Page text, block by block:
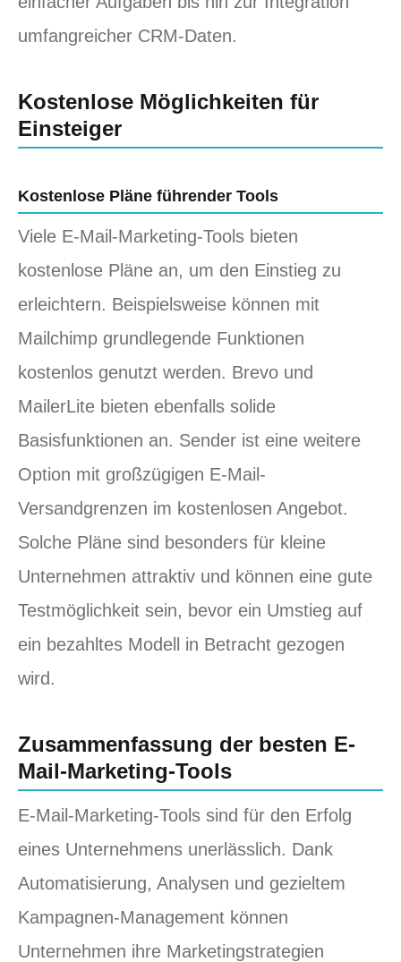
umfangreicher CRM-Daten.
Kostenlose Möglichkeiten für
Einsteiger
Kostenlose Pläne führender Tools
Viele E-Mail-Marketing-Tools bieten
kostenlose Pläne an, um den Einstieg zu
erleichtern. Beispielsweise können mit
Mailchimp grundlegende Funktionen
kostenlos genutzt werden. Brevo und
MailerLite bieten ebenfalls solide
Basisfunktionen an. Sender ist eine weitere
Option mit großzügigen E-Mail-
Versandgrenzen im kostenlosen Angebot.
Solche Pläne sind besonders für kleine
Unternehmen attraktiv und können eine gute
Testmöglichkeit sein, bevor ein Umstieg auf
ein bezahltes Modell in Betracht gezogen
wird.
Zusammenfassung der besten E-
Mail-Marketing-Tools
E-Mail-Marketing-Tools sind für den Erfolg
eines Unternehmens unerlässlich. Dank
Automatisierung, Analysen und gezieltem
Kampagnen-Management können
Unternehmen ihre Marketingstrategien